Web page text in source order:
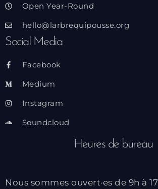
Open Year-Round
hello@larbrequipousse.org
Social Media
Facebook
Medium
Instagram
Soundcloud
Heures de bureau
Nous sommes ouvert·es de 9h à